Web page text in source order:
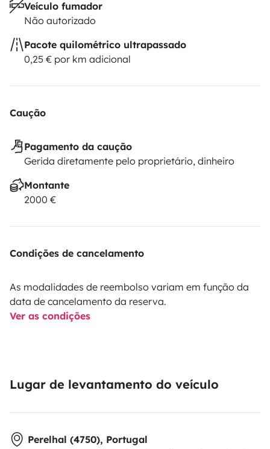
Veículo fumador
Não autorizado
Pacote quilométrico ultrapassado
0,25 € por km adicional
Caução
Pagamento da caução
Gerida diretamente pelo proprietário, dinheiro
Montante
2000 €
Condições de cancelamento
As modalidades de reembolso variam em função da
data de cancelamento da reserva.
Ver as condições
Lugar de levantamento do veículo
Perelhal (4750), Portugal